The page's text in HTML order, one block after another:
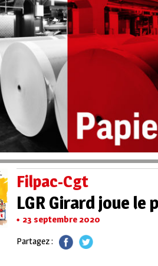
Filpac-Cgt
LGR Girard joue le
23 septembre 2020
Partagez :